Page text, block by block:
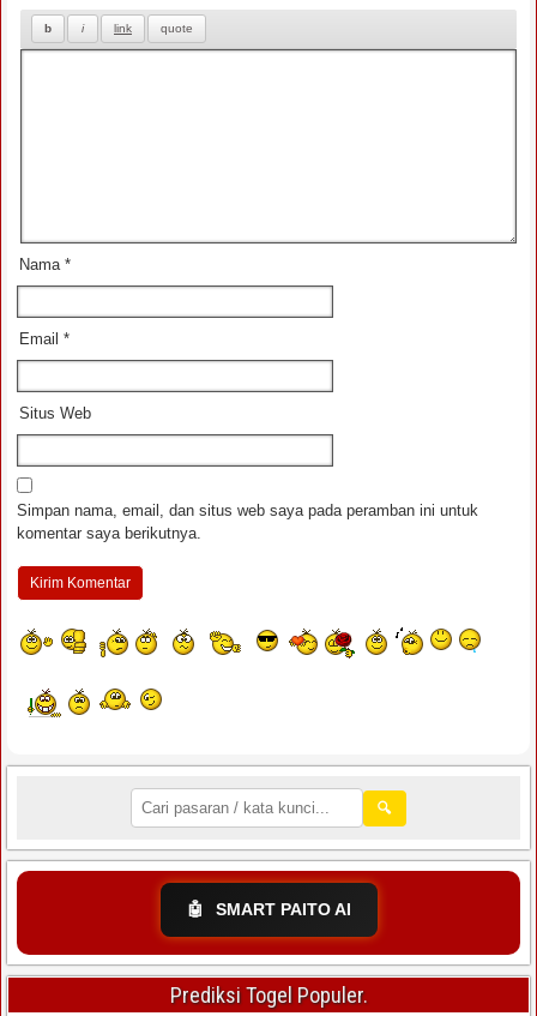
Nama *
Email *
Situs Web
Simpan nama, email, dan situs web saya pada peramban ini untuk
komentar saya berikutnya.
🔍
🤖 SMART PAITO AI
Prediksi Togel Populer.